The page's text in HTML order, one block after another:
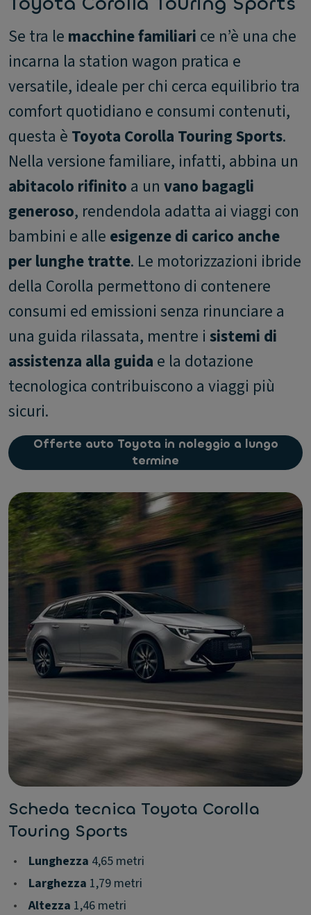
Se tra le macchine familiari ce n’è una che
incarna la station wagon pratica e
versatile, ideale per chi cerca equilibrio tra
comfort quotidiano e consumi contenuti,
questa è Toyota Corolla Touring Sports.
Nella versione familiare, infatti, abbina un
abitacolo rifinito a un vano bagagli
generoso, rendendola adatta ai viaggi con
bambini e alle esigenze di carico anche
per lunghe tratte. Le motorizzazioni ibride
della Corolla permettono di contenere
consumi ed emissioni senza rinunciare a
una guida rilassata, mentre i sistemi di
assistenza alla guida e la dotazione
tecnologica contribuiscono a viaggi più
sicuri.
Offerte auto Toyota in noleggio a lungo
termine
Scheda tecnica Toyota Corolla
Touring Sports
• Lunghezza 4,65 metri
•
Larghezza 1,79 metri
•
Altezza 1,46 metri